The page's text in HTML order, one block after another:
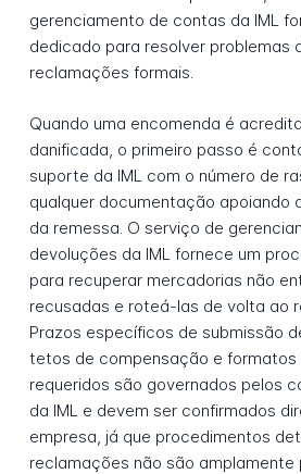
gerenciamento de contas da IML
dedicado para resolver problemas
reclamações formais.
Quando uma encomenda é
danificada, o primeiro passo é
suporte da IML com o número de
qualquer documentação apoiando
da remessa. O serviço de
devoluções da IML fornece um
para recuperar mercadorias não
recusadas e roteá-las de volta ao
Prazos específicos de submissão
tetos de compensação e
requeridos são governados pelos
da IML e devem ser confirmados
empresa, já que procedimentos
reclamações não são amplamente